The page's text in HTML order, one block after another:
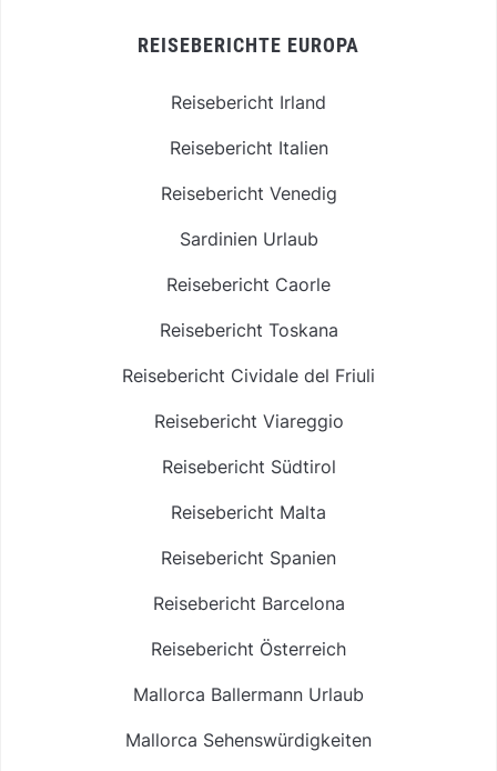
REISEBERICHTE EUROPA
Reisebericht Irland
Reisebericht Italien
Reisebericht Venedig
Sardinien Urlaub
Reisebericht Caorle
Reisebericht Toskana
Reisebericht Cividale del Friuli
Reisebericht Viareggio
Reisebericht Südtirol
Reisebericht Malta
Reisebericht Spanien
Reisebericht Barcelona
Reisebericht Österreich
Mallorca Ballermann Urlaub
Mallorca Sehenswürdigkeiten